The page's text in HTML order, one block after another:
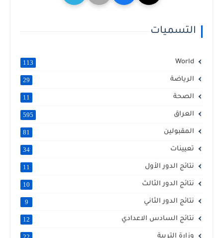
التسميات
World
113
الرياضة 29
الصحة 11
العراق 595
المقبولين 81
تعيينات 34
نتائج الدور الأول 11
نتائج الدور الثالث 10
نتائج الدور الثاني 9
نتائج السادس الاعدادي 12
وزارة التربية